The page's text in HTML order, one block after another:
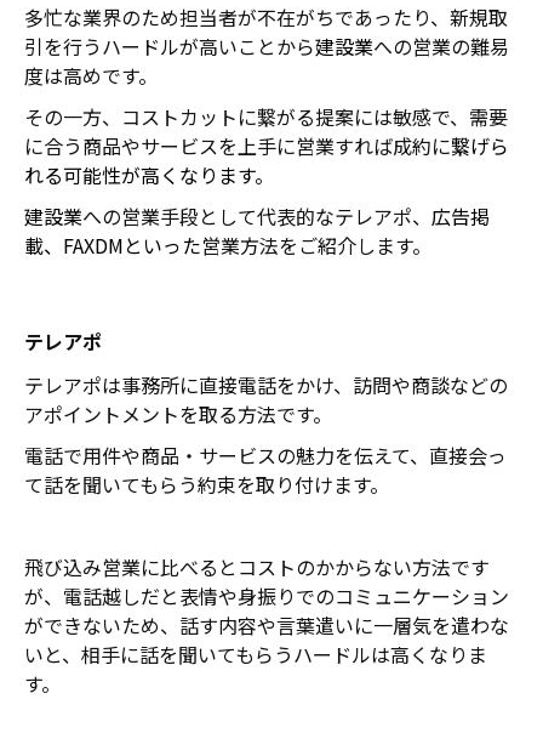
多忙な業界のため担当者が不在がちであったり、新規取
引を行うハードルが高いことから建設業への営業の難易
度は高めです。
その一方、コストカットに繋がる提案には敏感で、需要
に合う商品やサービスを上手に営業すれば成約に繋げら
れる可能性が高くなります。
建設業への営業手段として代表的なテレアポ、 広告掲
載、FAXDMといった営業方法をご紹介します。
テレアポ
テレアポは事務所に直接電話をかけ、訪問や商談などの
アポイントメントを取る方法です。
電話で用件や商品・サービスの魅力を伝えて、直接会っ
て話を聞いてもらう約束を取り付けます。
飛び込み営業に比べるとコストのかからない方法です
が、電話越しだと表情や身振りでのコミュニケーション
ができないため、話す内容や言葉遣いに一層気を遣わな
いと、相手に話を聞いてもらうハードルは高くなりま
す。